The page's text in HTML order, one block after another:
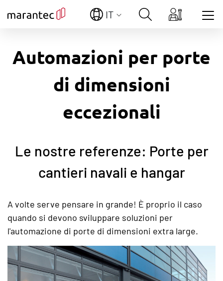
Don't show this message again
IT
Automazioni per porte
di dimensioni
eccezionali
Le nostre referenze: Porte per
cantieri navali e hangar
A volte serve pensare in grande! È proprio il caso
quando si devono sviluppare soluzioni per
l'automazione di porte di dimensioni extra large.